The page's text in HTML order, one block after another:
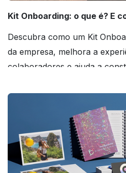
Kit Onboarding: o que é? E
Descubra como um Kit
da empresa, melhora a
colaboradores e ajuda a